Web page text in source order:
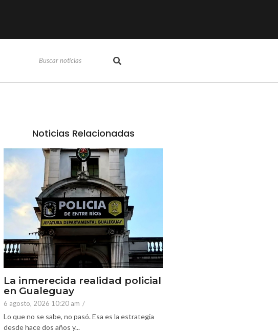
Noticias Relacionadas
La inmerecida realidad policial
en Gualeguay
6 agosto, 2026 10:20 am /
Lo que no se sabe, no pasó. Esa es la estrategia
desde hace dos años y...